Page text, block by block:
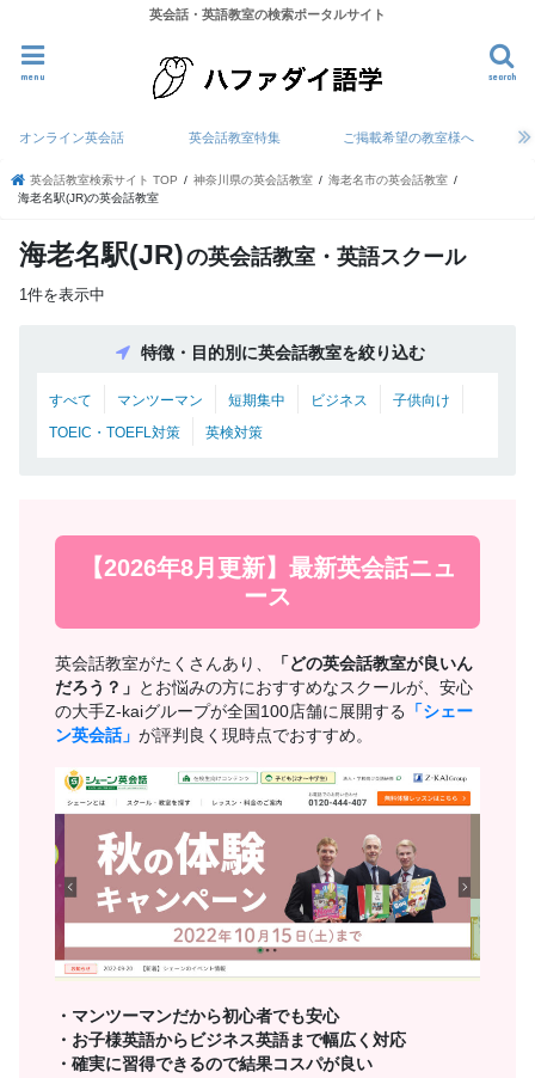
英会話・英語教室の検索ポータルサイト
search
menu
オンライン英会話 英会話教室特集 ご掲載希望の教室様へ
英会話教室検索サイト TOP 神奈川県の英会話教室
海老名市の英会話教室
海老名駅(JR)の英会話教室
海老名駅(JR)の英会話教室・英語スクール
1件を表示中
特徴・目的別に英会話教室を絞り込む
すべて マンツーマン 短期集中 ビジネス
子供向け
TOEIC・TOEFL対策
英検対策
【2026年8月更新】最新英会話ニュ
ース
英会話教室がたくさんあり、
「どの英会話教室が良いん
だろう？」 とお悩みの方におすすめなスクールが、安心
の大手Z-kaiグループが全国100店舗に展開する
「シェー
ン英会話」 が評判良く現時点でおすすめ。
・マンツーマンだから初心者でも安心
・お子様英語からビジネス英語まで幅広く対応
・確実に習得できるので結果コスパが良い